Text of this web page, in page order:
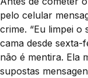
pelo celular
crime. “Eu limpei o
cama desde sexta-
não é mentira. Ela
supostas